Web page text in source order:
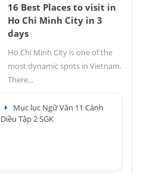
16 Best Places to visit in
Ho Chi Minh City in 3
days
Ho Chi Minh City is one of the
most dynamic spots in Vietnam.
There...
Mục lục Ngữ Văn 11 Cánh
Diều Tập 2 SGK